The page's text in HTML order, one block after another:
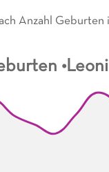
Anzahl Geburten
•